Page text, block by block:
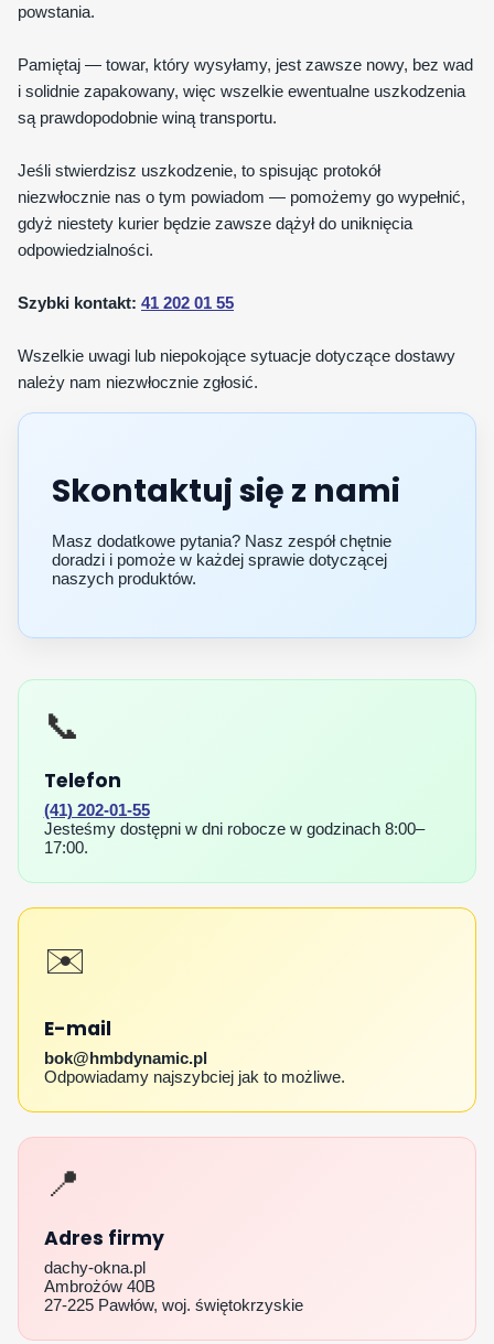
powstania.
Pamiętaj — towar, który wysyłamy, jest zawsze nowy, bez wad
i solidnie zapakowany, więc wszelkie ewentualne uszkodzenia
są prawdopodobnie winą transportu.
Jeśli stwierdzisz uszkodzenie, to spisując protokół
niezwłocznie nas o tym powiadom — pomożemy go wypełnić,
gdyż niestety kurier będzie zawsze dążył do uniknięcia
odpowiedzialności.
Szybki kontakt: 41 202 01 55
Wszelkie uwagi lub niepokojące sytuacje dotyczące dostawy
należy nam niezwłocznie zgłosić.
Skontaktuj się z nami
Masz dodatkowe pytania? Nasz zespół chętnie
doradzi i pomoże w każdej sprawie dotyczącej
naszych produktów.
📞
Telefon
(41) 202‑01‑55
Jesteśmy dostępni w dni robocze w godzinach 8:00–
17:00.
✉️
E-mail
bok@hmbdynamic.pl
Odpowiadamy najszybciej jak to możliwe.
📍
Adres firmy
dachy-okna.pl
Ambrożów 40B
27‑225 Pawłów, woj. świętokrzyskie